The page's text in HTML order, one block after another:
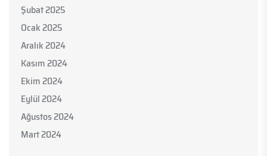
Şubat 2025
Ocak 2025
Aralık 2024
Kasım 2024
Ekim 2024
Eylül 2024
Ağustos 2024
Mart 2024